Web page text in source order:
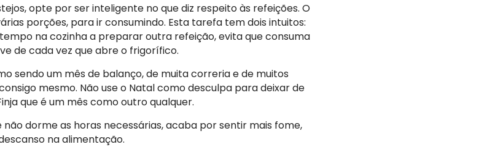
opte por ser inteligente no que diz respeito às refeições. O
porções, para ir consumindo. Esta tarefa tem dois intuitos:
na cozinha a preparar outra refeição, evita que consuma
de cada vez que abre o frigorífico.
sendo um mês de balanço, de muita correria e de muitos
mesmo. Não use o Natal como desculpa para deixar de
que é um mês como outro qualquer.
não dorme as horas necessárias, acaba por sentir mais fome,
na alimentação.